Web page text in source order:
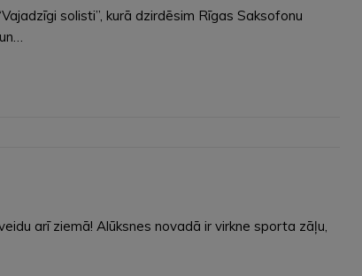
solisti”, kurā dzirdēsim Rīgas Saksofonu
arī ziemā! Alūksnes novadā ir virkne sporta zāļu,